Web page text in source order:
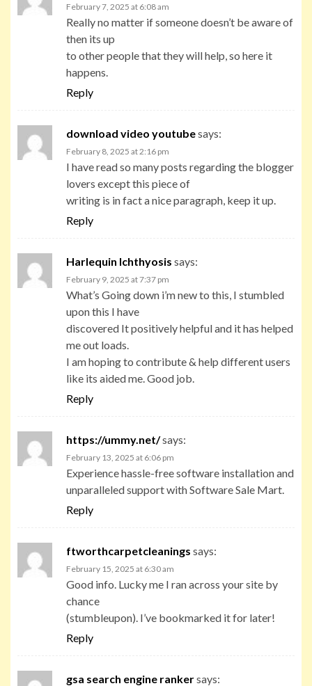
February 7, 2025 at 6:08 am
Really no matter if someone doesn’t be aware of
then its up
to other people that they will help, so here it
happens.
Reply
download video youtubesays:
February 8, 2025 at 2:16 pm
I have read so many posts regarding the blogger
lovers except this piece of
writing is in fact a nice paragraph, keep it up.
Reply
Harlequin Ichthyosis says:
February 9, 2025 at 7:37 pm
What’s Going down i’m new to this, I stumbled
upon this I have
discovered It positively helpful and it has helped
me out loads.
I am hoping to contribute & help different users
like its aided me. Good job.
Reply
https://ummy.net/says:
February 13, 2025 at 6:06 pm
Experience hassle-free software installation and
unparalleled support with Software Sale Mart.
Reply
ftworthcarpetcleanings says:
February 15, 2025 at 6:30 am
Good info. Lucky me I ran across your site by
chance
(stumbleupon). I’ve bookmarked it for later!
Reply
gsa search engine rankersays: